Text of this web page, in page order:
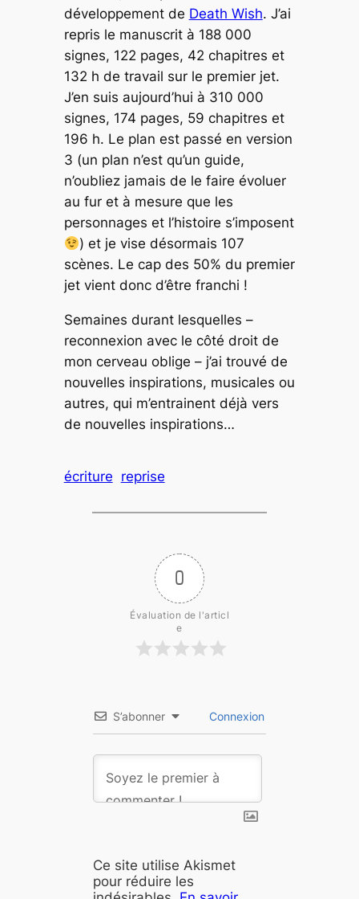
développement de Death Wish. J’ai
repris le manuscrit à 188 000
signes, 122 pages, 42 chapitres et
132 h de travail sur le premier jet.
J’en suis aujourd’hui à 310 000
signes, 174 pages, 59 chapitres et
196 h. Le plan est passé en version
3 (un plan n’est qu’un guide,
n’oubliez jamais de le faire évoluer
au fur et à mesure que les
personnages et l’histoire s’imposent
) et je vise désormais 107
scènes. Le cap des 50% du premier
jet vient donc d’être franchi !
Semaines durant lesquelles –
reconnexion avec le côté droit de
mon cerveau oblige – j’ai trouvé de
nouvelles inspirations, musicales ou
autres, qui m’entrainent déjà vers
de nouvelles inspirations…
écriture reprise
0
Évaluation de l'articl
e
S’abonner Connexion
Ce site utilise Akismet
pour réduire les